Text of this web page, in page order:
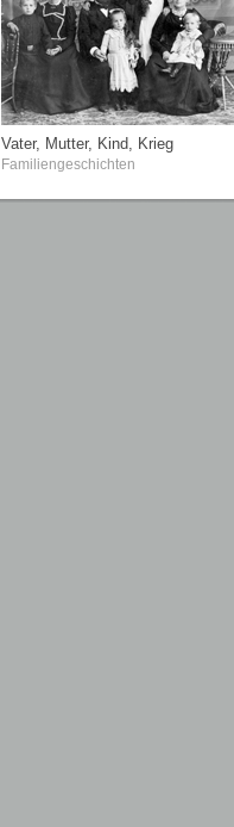
Vater, Mutter, Kind, Krieg
Familiengeschichten